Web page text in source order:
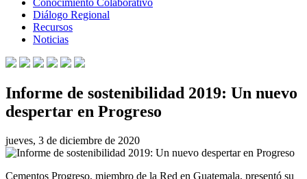
Conocimiento Colaborativo
Diálogo Regional
Recursos
Noticias
Informe de sostenibilidad 2019: Un nuevo
despertar en Progreso
jueves, 3 de diciembre de 2020
Cementos Progreso, miembro de la Red en Guatemala, presentó su